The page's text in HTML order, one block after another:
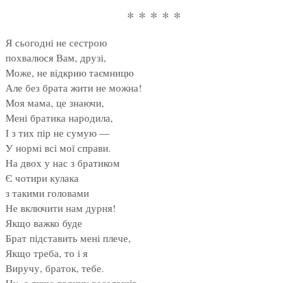
* * * * *
Я сьогодні не сестрою
похвалюся Вам, друзі,
Може, не відкрию таємницю
Але без брата жити не можна!
Моя мама, це знаючи,
Мені братика народила,
І з тих пір не сумую —
У нормі всі мої справи.
На двох у нас з братиком
Є чотири кулака
з такими головами
Не включити нам дурня!
Якщо важко буде
Брат підставить мені плече,
Якщо треба, то і я
Виручу, браток, тебе.